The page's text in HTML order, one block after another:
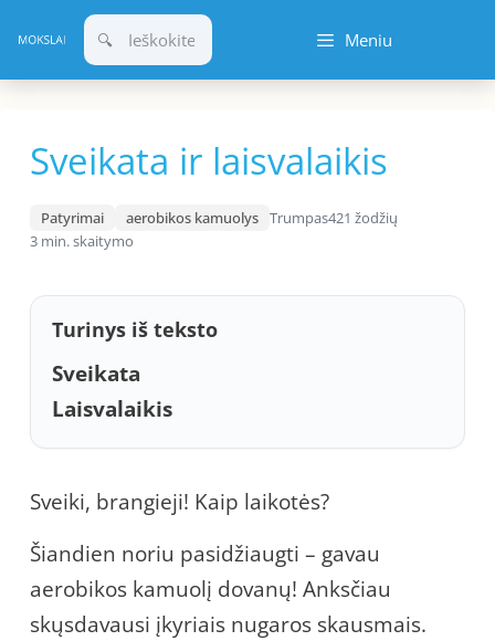
prie
turinio
Meniu
Sveikata ir laisvalaikis
Patyrimai aerobikos kamuolys Trumpas421 žodžių
3 min. skaitymo
Turinys iš teksto
Sveikata
Laisvalaikis
Sveiki, brangieji! Kaip laikotės?
Šiandien noriu pasidžiaugti – gavau
aerobikos kamuolį dovanų! Anksčiau
skųsdavausi įkyriais nugaros skausmais.